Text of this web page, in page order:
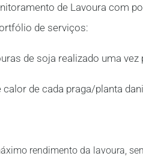
de Lavoura com
de serviços:
de soja realizado uma
de cada praga/planta
rendimento da lavoura,